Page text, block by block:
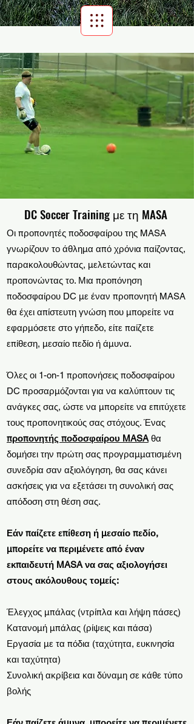
DC Soccer Training με τη MASA
Οι προπονητές ποδοσφαίρου της MASA
γνωρίζουν το άθλημα από χρόνια παίζοντας,
παρακολουθώντας, μελετώντας και
προπονώντας το. Μια προπόνηση
ποδοσφαίρου DC με έναν προπονητή MASA
θα έχει απίστευτη γνώση που μπορείτε να
εφαρμόσετε στο γήπεδο, είτε παίζετε
επίθεση, μεσαίο πεδίο ή άμυνα.
Όλες οι 1-on-1 προπονήσεις ποδοσφαίρου
DC προσαρμόζονται για να καλύπτουν τις
ανάγκες σας, ώστε να μπορείτε να επιτύχετε
τους προπονητικούς σας στόχους. Ένας
προπονητής ποδοσφαίρου MASA θα
δομήσει την πρώτη σας προγραμματισμένη
συνεδρία σαν αξιολόγηση, θα σας κάνει
ασκήσεις για να εξετάσει τη συνολική σας
απόδοση στη θέση σας.
Εάν παίζετε επίθεση ή μεσαίο πεδίο,
μπορείτε να περιμένετε από έναν
εκπαιδευτή MASA να σας αξιολογήσει
στους ακόλουθους τομείς:
Έλεγχος μπάλας (ντρίπλα και λήψη πάσες)
Κατανομή μπάλας (ρίψεις και πάσα)
Εργασία με τα πόδια (ταχύτητα, ευκινησία
και ταχύτητα)
Συνολική ακρίβεια και δύναμη σε κάθε τύπο
βολής